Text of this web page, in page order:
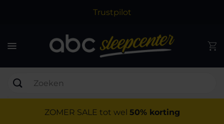
Trustpilot
ZOMER SALE tot wel 50% korting